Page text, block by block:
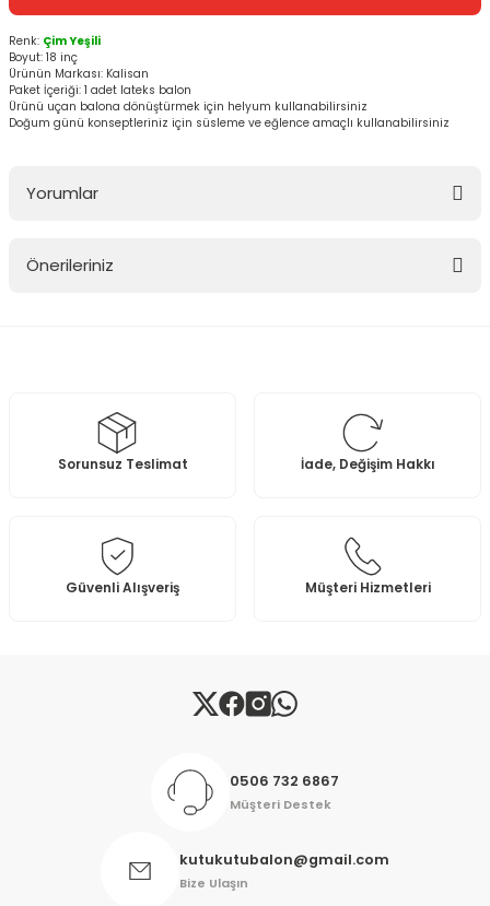
Renk: Çim Yeşili
Boyut: 18 inç
Ürünün Markası: Kalisan
Paket İçeriği: 1 adet lateks balon
Ürünü uçan balona dönüştürmek için helyum kullanabilirsiniz
Doğum günü konseptleriniz için süsleme ve eğlence amaçlı kullanabilirsiniz
Yorumlar
Önerileriniz
Ürün resmi kalitesiz, bozuk veya görüntülenemiyor.
Ürün açıklamasında eksik bilgiler bulunuyor.
Bu ürüne benzer farklı alternatifler olmalı.
Gönder
Sorunsuz Teslimat İade, Değişim Hakkı
Güvenli Alışveriş Müşteri Hizmetleri
0506 732 6867
Müşteri Destek
kutukutubalon@gmail.com
Bize Ulaşın